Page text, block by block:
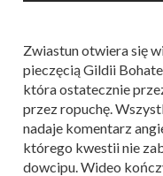
Zwiastun otwiera się
pieczęcią Gildii
która ostatecznie
przez ropuchę.
nadaje komentarz
którego kwestii nie
dowcipu. Wideo